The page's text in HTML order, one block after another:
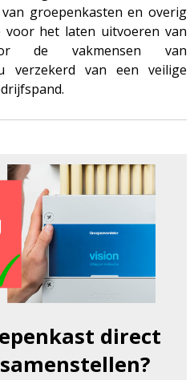
groepenkasten en overig
voor het laten uitvoeren van
de vakmensen van
verzekerd van een veilige
direct